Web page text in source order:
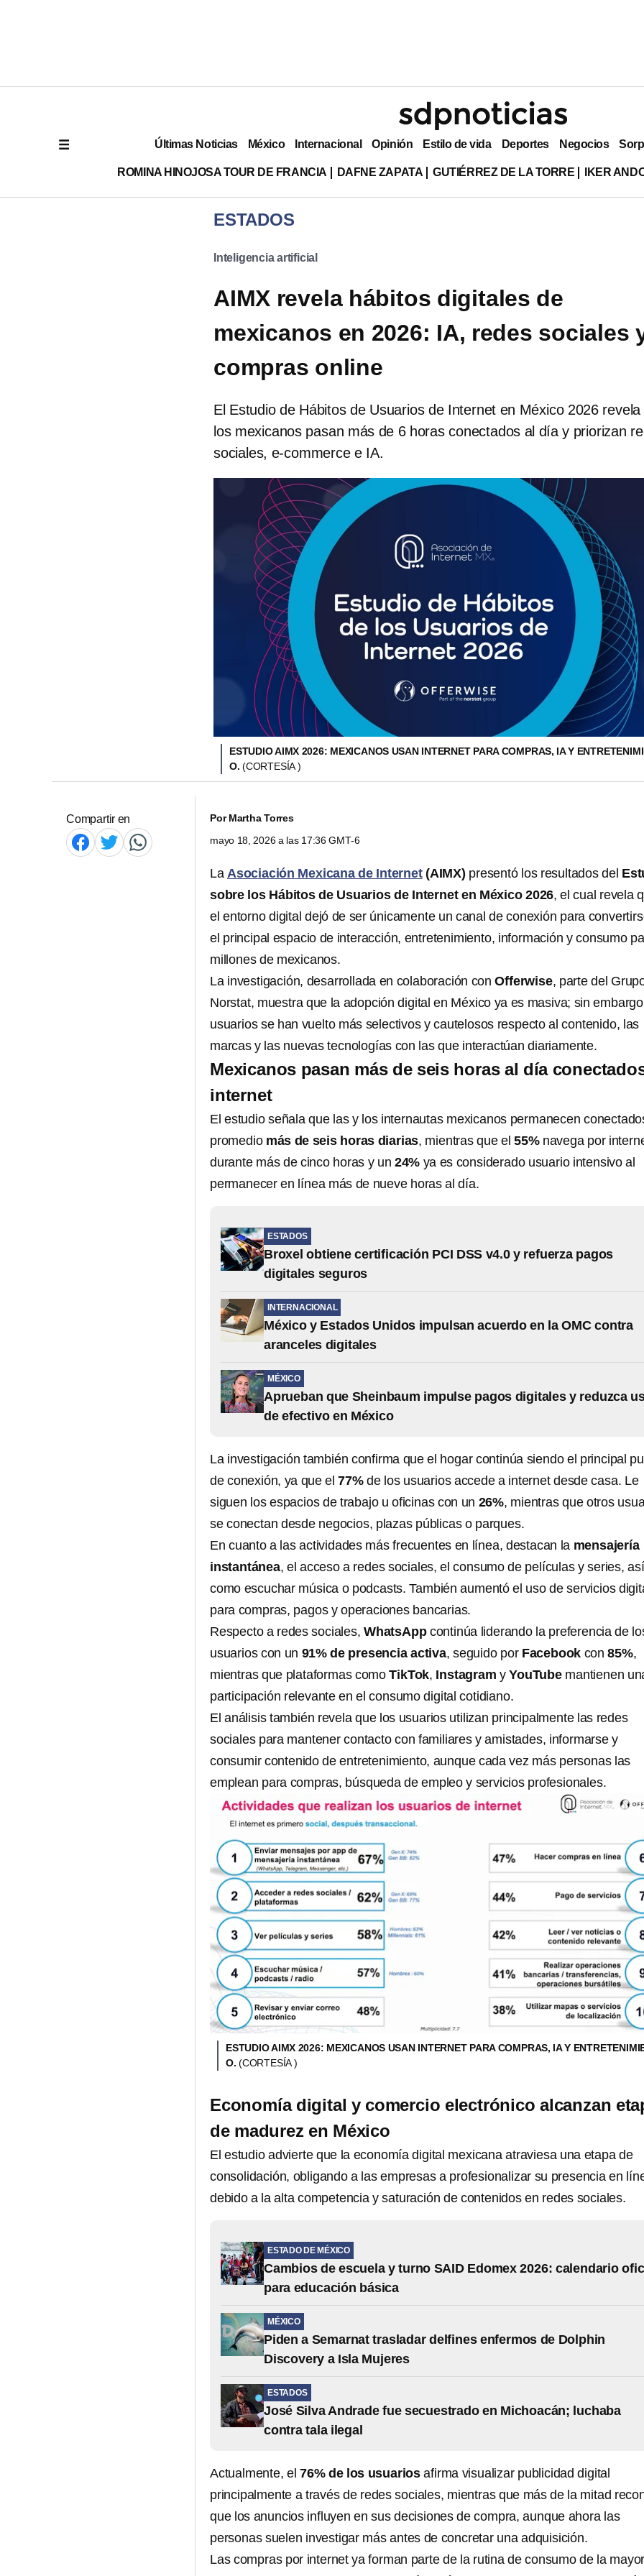
Últimas Noticias México Internacional Opinión Estilo de vida Deportes Negocios
ROMINA HINOJOSA TOUR DE FRANCIA DAFNE ZAPATA GUTIÉRREZ DE LA TORRE IKER
ESTADOS
Inteligencia artificial
AIMX revela hábitos digitales de
mexicanos en 2026: IA, redes sociales
compras online
El Estudio de Hábitos de Usuarios de Internet en México 2026 revela
los mexicanos pasan más de 6 horas conectados al día y priorizan
sociales, e-commerce e IA.
ESTUDIO AIMX 2026: MEXICANOS USAN INTERNET PARA COMPRAS, IA Y
O. (CORTESÍA )
Compartir en PorMartha Torres
mayo 18, 2026 a las 17:36 GMT-6
La Asociación Mexicana de Internet(AIMX) presentó los resultados del
sobre los Hábitos de Usuarios de Internet en México 2026, el cual revela
el entorno digital dejó de ser únicamente un canal de conexión para
el principal espacio de interacción, entretenimiento, información y consumo
millones de mexicanos.
La investigación, desarrollada en colaboración conOfferwise, parte del
Norstat, muestra que la adopción digital en México ya es masiva; sin
usuarios se han vuelto más selectivos y cautelosos respecto al contenido, las
marcas y las nuevas tecnologías con las que interactúan diariamente.
Mexicanos pasan más de seis horas al día
internet
El estudio señala que las y los internautas mexicanos permanecen
promedio más de seis horas diarias, mientras que el55%navega por
durante más de cinco horas y un 24% ya es considerado usuario intensivo al
permanecer en línea más de nueve horas al día.
ESTADOS
Broxel obtiene certificación PCI DSS v4.0 y refuerza pagos
digitales seguros
INTERNACIONAL
México y Estados Unidos impulsan acuerdo en la OMC contra
aranceles digitales
MÉXICO
Aprueban que Sheinbaum impulse pagos digitales y reduzca
de efectivo en México
La investigación también confirma que el hogar continúa siendo el principal
de conexión, ya que el77%de los usuarios accede a internet desde casa. Le
siguen los espacios de trabajo u oficinas con un 26%, mientras que otros
se conectan desde negocios, plazas públicas o parques.
En cuanto a las actividades más frecuentes en línea, destacan la mensajería
instantánea, el acceso a redes sociales, el consumo de películas y series, así
como escuchar música o podcasts. También aumentó el uso de servicios
para compras, pagos y operaciones bancarias.
Respecto a redes sociales, WhatsAppcontinúa liderando la preferencia de
usuarios con un 91% de presencia activa, seguido por Facebook con85%,
mientras que plataformas comoTikTok, Instagram yYouTubemantienen
participación relevante en el consumo digital cotidiano.
El análisis también revela que los usuarios utilizan principalmente las redes
sociales para mantener contacto con familiares y amistades, informarse y
consumir contenido de entretenimiento, aunque cada vez más personas las
emplean para compras, búsqueda de empleo y servicios profesionales.
ESTUDIO AIMX 2026: MEXICANOS USAN INTERNET PARA COMPRAS, IA Y
O. (CORTESÍA )
Economía digital y comercio electrónico alcanzan
de madurez en México
El estudio advierte que la economía digital mexicana atraviesa una etapa de
consolidación, obligando a las empresas a profesionalizar su presencia en
debido a la alta competencia y saturación de contenidos en redes sociales.
ESTADO DE MÉXICO
Cambios de escuela y turno SAID Edomex 2026: calendario
para educación básica
MÉXICO
Piden a Semarnat trasladar delfines enfermos de Dolphin
Discovery a Isla Mujeres
ESTADOS
José Silva Andrade fue secuestrado en Michoacán; luchaba
contra tala ilegal
Actualmente, el 76% de los usuarios afirma visualizar publicidad digital
principalmente a través de redes sociales, mientras que más de la mitad
que los anuncios influyen en sus decisiones de compra, aunque ahora las
personas suelen investigar más antes de concretar una adquisición.
Las compras por internet ya forman parte de la rutina de consumo de la